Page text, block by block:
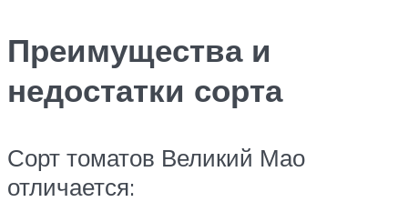
Преимущества и
недостатки сорта
Сорт томатов Великий Мао
отличается: